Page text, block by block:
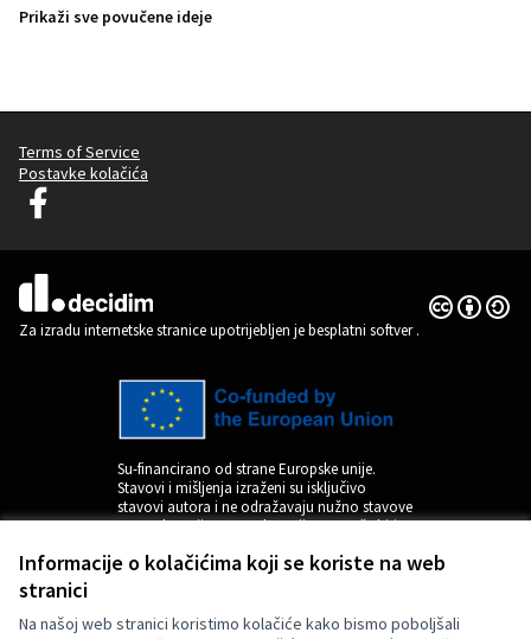
Informacije o kolačićima koji se koriste na web
stranici
Na našoj web stranici koristimo kolačiće kako bismo poboljšali
Prikaži sve povučene ideje
Terms of Service
Postavke kolačića
Decidim Ljubljana na Facebooku
(Vanjska poveznica)
Za izradu internetske stranice upotrijebljen je besplatni softver.
Licencija
(Vanjska
Su-financirano od strane Europske unije.
Stavovi i mišljenja izraženi su isključivo
stavovi autora i ne odražavaju nužno stavove
Europske unije. Europska unija ne može biti